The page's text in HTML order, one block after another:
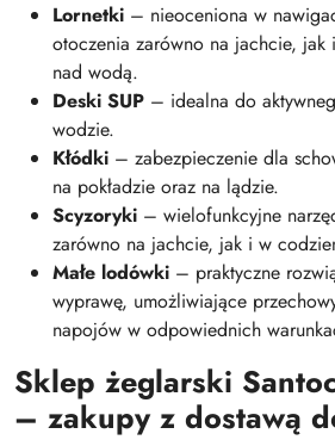
Lornetki – nieoceniona w
otoczenia zarówno na jachcie, jak
nad wodą.
Deski SUP – idealna do
wodzie.
Kłódki – zabezpieczenie dla
na pokładzie oraz na lądzie.
Scyzoryki – wielofunkcyjne
zarówno na jachcie, jak i w
Małe lodówki – praktyczne
wyprawę, umożliwiające
napojów w odpowiednich
Sklep żeglarski
– zakupy z dostawą